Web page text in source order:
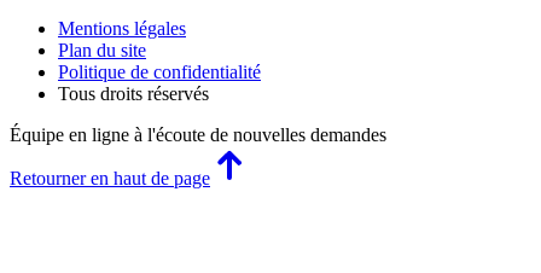
Mentions légales
Plan du site
Politique de confidentialité
Tous droits réservés
Équipe en ligne à l'écoute de nouvelles demandes
Retourner en haut de page